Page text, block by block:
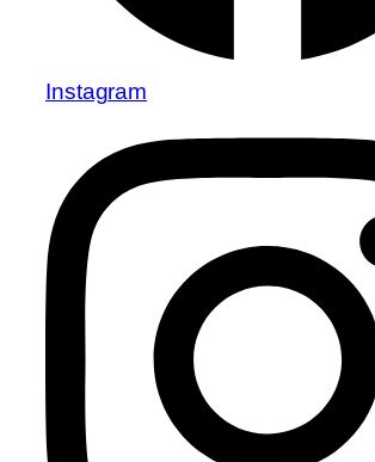
Instagram